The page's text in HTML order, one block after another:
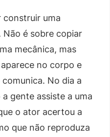
construir uma
é sobre copiar
mecânica, mas
no corpo e
No dia a
gente assiste a uma
o ator acertou a
que não reproduza